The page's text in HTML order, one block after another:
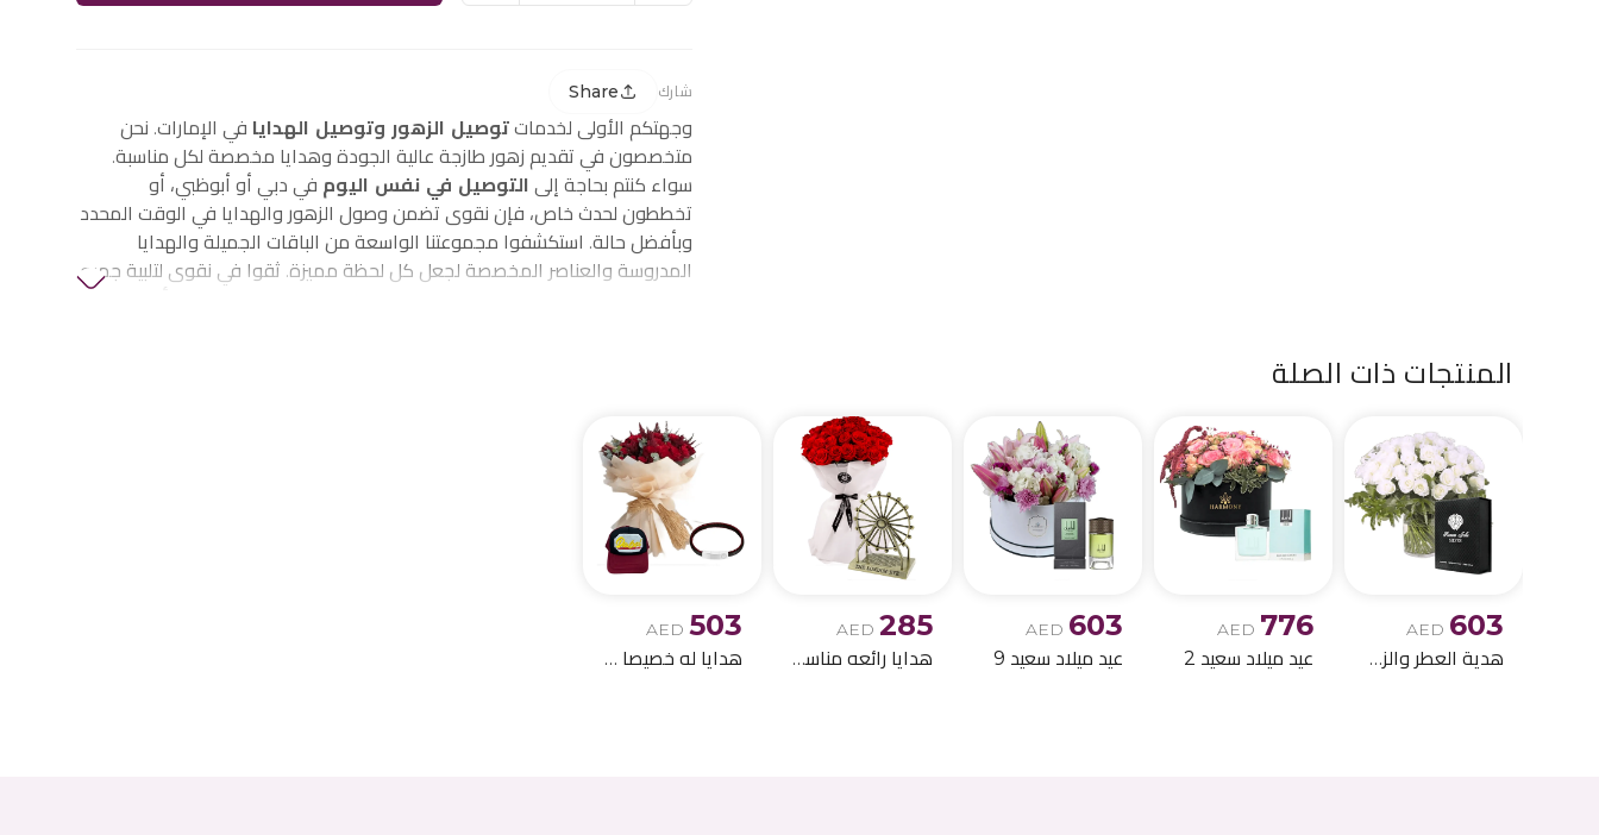
شارك Share
وجهتكم الأولى لخدمات توصيل الزهور وتوصيل الهدايا في الإمارات. نحن
متخصصون في تقديم زهور طازجة عالية الجودة وهدايا مخصصة لكل مناسبة.
سواء كنتم بحاجة إلى التوصيل في نفس اليوم في دبي أو أبوظبي، أو
تخططون لحدث خاص، فإن نقوى تضمن وصول الزهور والهدايا في الوقت المحدد
وبأفضل حالة. استكشفوا مجموعتنا الواسعة من الباقات الجميلة والهدايا
المدروسة والعناصر المخصصة لجعل كل لحظة مميزة. ثقوا في نقوى لتلبية جميع
المنتجات ذات الصلة
AED 603
هدية العطر والزهور لعيد الميلاد 6
AED 776
عيد ميلاد سعيد 2
AED 603
عيد ميلاد سعيد 9
AED 285
هدايا رائعه مناسبه لاعياد الميلاد 11
AED 503
هدايا له خصيصا !!- 4